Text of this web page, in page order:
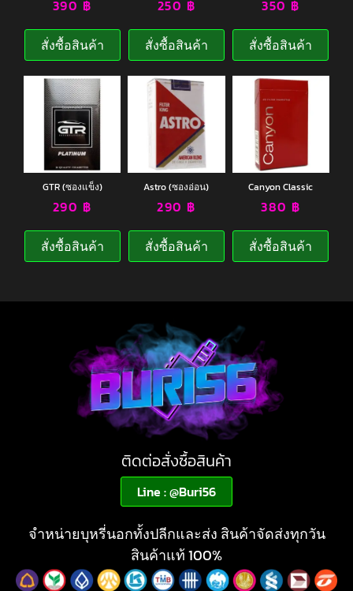
390 ฿
สั่งซื้อสินค้า
250 ฿
สั่งซื้อสินค้า
350 ฿
สั่งซื้อสินค้า
GTR (ซองแข็ง)
290 ฿
สั่งซื้อสินค้า
Astro (ซองอ่อน)
290 ฿
สั่งซื้อสินค้า
Canyon Classic
380 ฿
สั่งซื้อสินค้า
ติดต่อสั่งซื้อสินค้า
Line : @Buri56
จำหน่ายบุหรี่นอกทั้งปลีกและส่ง สินค้าจัดส่งทุกวัน
สินค้าแท้ 100%